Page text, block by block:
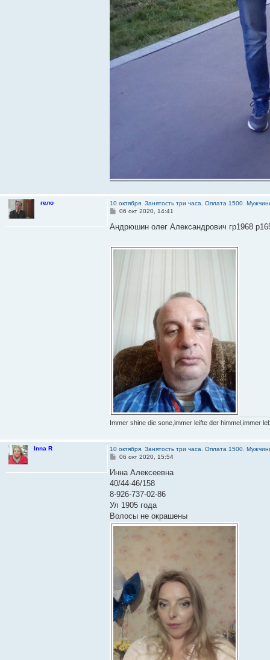
гело
10 октября. Занятость три часа. Оплата 1500.
С
о
б
е
06 окт 2020, 14:41
Андрюшин олег Александрович гр1968
Immer shine die sone,immer leifte der himmel,immer
Inna R
10 октября. Занятость три часа. Оплата 1500.
С
о
щ
е
и
е
06 окт 2020, 15:54
Инна Алексеевна
40/44-46/158
8-926-737-02-86
Ул 1905 года
Волосы не окрашены